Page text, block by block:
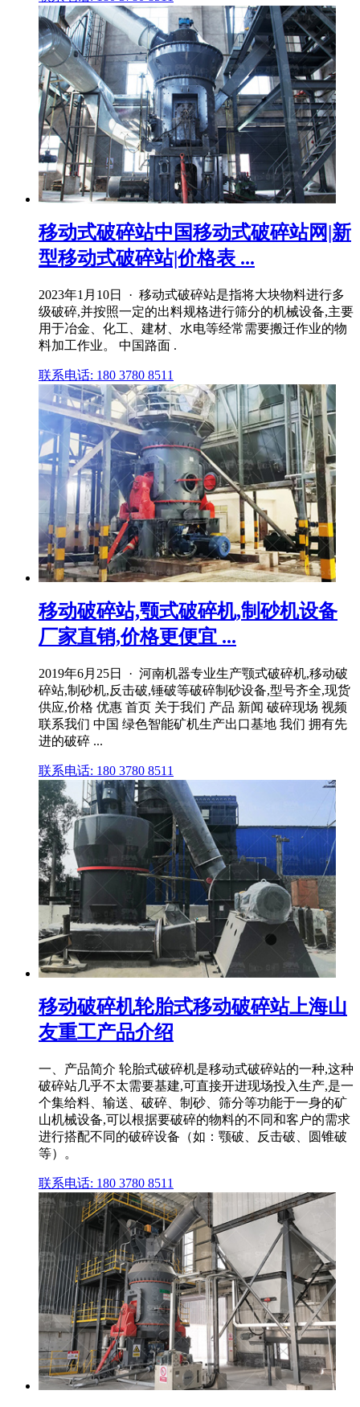
移动式破碎站中国移动式破碎站网|新
型移动式破碎站|价格表 ...
2023年1月10日 · 移动式破碎站是指将大块物料进行多
级破碎,并按照一定的出料规格进行筛分的机械设备,主要
用于冶金、化工、建材、水电等经常需要搬迁作业的物
料加工作业。 中国路面 .
联系电话: 180 3780 8511
移动破碎站,颚式破碎机,制砂机设备
厂家直销,价格更便宜 ...
2019年6月25日 · 河南机器专业生产颚式破碎机,移动破
碎站,制砂机,反击破,锤破等破碎制砂设备,型号齐全,现货
供应,价格 优惠 首页 关于我们 产品 新闻 破碎现场 视频
联系我们 中国 绿色智能矿机生产出口基地 我们 拥有先
进的破碎 ...
联系电话: 180 3780 8511
移动破碎机轮胎式移动破碎站上海山
友重工产品介绍
一、产品简介 轮胎式破碎机是移动式破碎站的一种,这种
破碎站几乎不太需要基建,可直接开进现场投入生产,是一
个集给料、输送、破碎、制砂、筛分等功能于一身的矿
山机械设备,可以根据要破碎的物料的不同和客户的需求
进行搭配不同的破碎设备（如：颚破、反击破、圆锥破
等）。
联系电话: 180 3780 8511